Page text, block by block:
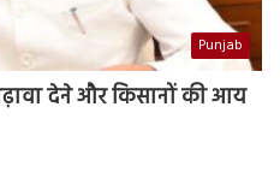
Punjab
देने और किसानों की आय